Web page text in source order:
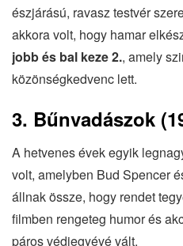
észjárású, ravasz testvér
akkora volt, hogy hamar
jobb és bal keze 2., amely
közönségkedvenc lett.
3. Bűnvadászok
A hetvenes évek egyik
volt, amelyben Bud Spencer
állnak össze, hogy rendet
filmben rengeteg humor és
páros védjegyévé vált.